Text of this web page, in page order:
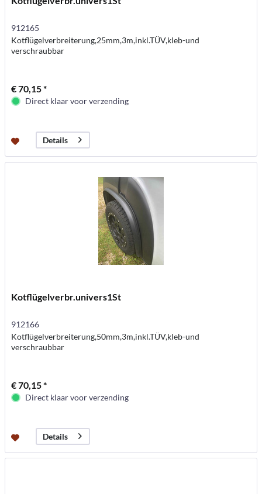
912165
Kotflügelverbreiterung,25mm,3m,inkl.TÜV,kleb-und
verschraubbar
€ 70,15 *
Direct klaar voor verzending
Details
Kotflügelverbr.univers1St
912166
Kotflügelverbreiterung,50mm,3m,inkl.TÜV,kleb-und
verschraubbar
€ 70,15 *
Direct klaar voor verzending
Details